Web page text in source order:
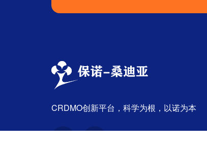
CRDMO创新平台，科学为根，以诺为本